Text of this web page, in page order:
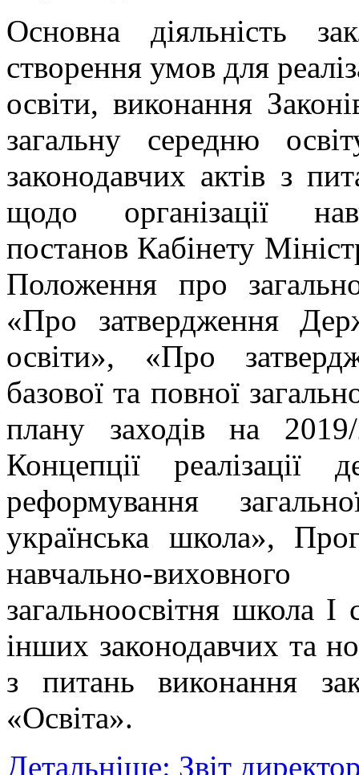
Основна діяльність
створення умов для
освіти, виконання
загальну середню
законодавчих актів з
щодо організації
постанов Кабінету
Положення про
«Про затвердження
освіти», «Про
базової та повної
плану заходів на
Концепції
реформування
українська школа»,
навчально-
загальноосвітня школа
інших законодавчих та
з питань виконання
«Освіта».
Детальніше: Звіт